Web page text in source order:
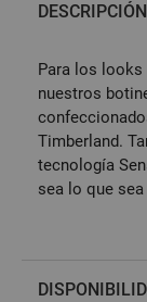
DESCRIPCIÓN
Para los
nuestros
Timberland.
tecnología
sea lo que